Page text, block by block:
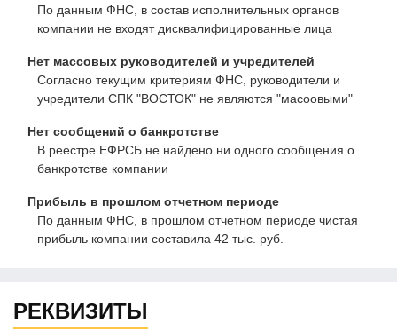
По данным ФНС, в состав исполнительных органов
компании не входят дисквалифицированные лица
Нет массовых руководителей и учредителей
Согласно текущим критериям ФНС, руководители и
учредители СПК "ВОСТОК" не являются "масоовыми"
Нет сообщений о банкротстве
В реестре ЕФРСБ не найдено ни одного сообщения о
банкротстве компании
Прибыль в прошлом отчетном периоде
По данным ФНС, в прошлом отчетном периоде чистая
прибыль компании составила 42 тыс. руб.
РЕКВИЗИТЫ